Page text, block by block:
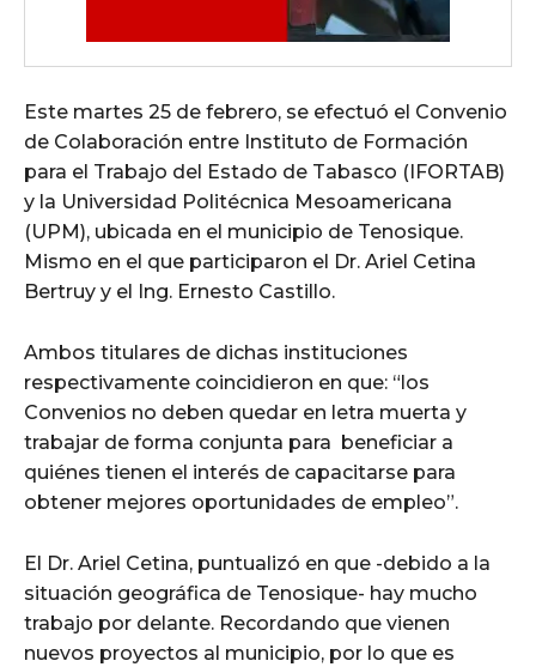
Este martes 25 de febrero, se efectuó el Convenio
de Colaboración entre Instituto de Formación
para el Trabajo del Estado de Tabasco (IFORTAB)
y la Universidad Politécnica Mesoamericana
(UPM), ubicada en el municipio de Tenosique.
Mismo en el que participaron el Dr. Ariel Cetina
Bertruy y el Ing. Ernesto Castillo.
Ambos titulares de dichas instituciones
respectivamente coincidieron en que: “los
Convenios no deben quedar en letra muerta y
trabajar de forma conjunta para beneficiar a
quiénes tienen el interés de capacitarse para
obtener mejores oportunidades de empleo”.
El Dr. Ariel Cetina, puntualizó en que -debido a la
situación geográfica de Tenosique- hay mucho
trabajo por delante. Recordando que vienen
nuevos proyectos al municipio, por lo que es